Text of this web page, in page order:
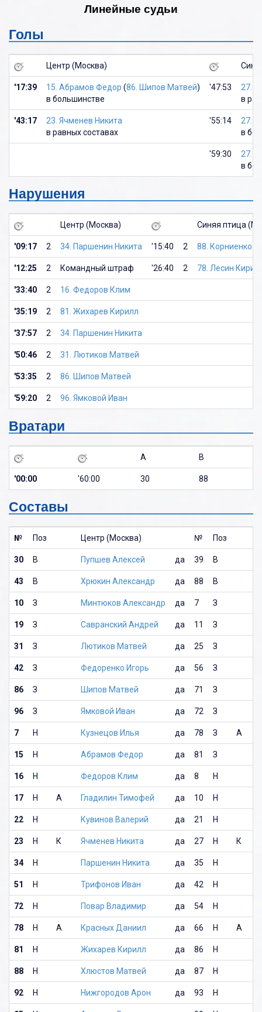
Линейные судьи
Голы
Центр (Москва)
'17:39 15. Абрамов Федор (86. Шипов Матвей)
в большинстве
'47:53
27.
в
'43:17
23. Ячменев Никита
в равных составах
'55:14
27.
в
'59:30
27.
в
Нарушения
Центр (Москва) Синяя птица
'09:17 2 34. Паршенин Никита '15:40 2 88. Корниенко
'12:25 2 Командный штраф '26:40 2 78. Лесин
'33:40 2 16. Федоров Клим
'35:19 2 81. Жихарев Кирилл
'37:57 2 34. Паршенин Никита
'50:46 2 31. Лютиков Матвей
'53:35 2 86. Шипов Матвей
'59:20 2 96. Ямковой Иван
Вратари
A B
'00:00 '60:00 30 88
Составы
№ Поз Центр (Москва) № Поз
30 В Пупшев Алексей да 39 В
43 В Хрюкин Александр да 88 В
10 З Минтюков Александр да 7 З
19 З Савранский Андрей да 11 З
31 З Лютиков Матвей да 25 З
42 З Федоренко Игорь да 56 З
86 З Шипов Матвей да 71 З
96 З Ямковой Иван да 72 З
7 Н Кузнецов Илья да 78 З А
15 Н Абрамов Федор да 81 З
16 Н Федоров Клим да 8 Н
17 Н А Гладилин Тимофей да 10 Н
22 Н Кувинов Валерий да 21 Н
23 Н К Ячменев Никита да 27 Н К
34 Н Паршенин Никита да 35 Н
51 Н Трифонов Иван да 42 Н
72 Н Повар Владимир да 54 Н
78 Н А Красных Даниил да 66 Н А
81 Н Жихарев Кирилл да 86 Н
88 Н Хлюстов Матвей да 87 Н
92 Н Нижгородов Арон да 93 Н